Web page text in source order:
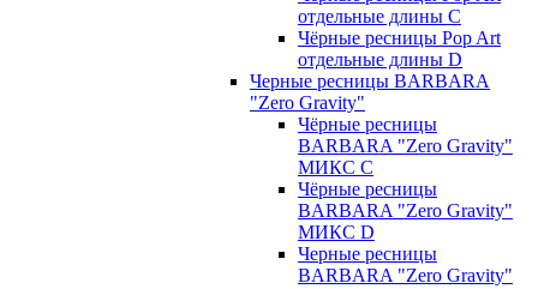
отдельные длины С
Чёрные ресницы Pop Art
отдельные длины D
Черные ресницы BARBARA
"Zero Gravity"
Чёрные ресницы
BARBARA "Zero Gravity"
МИКС C
Чёрные ресницы
BARBARA "Zero Gravity"
МИКС D
Черные ресницы
BARBARA "Zero Gravity"